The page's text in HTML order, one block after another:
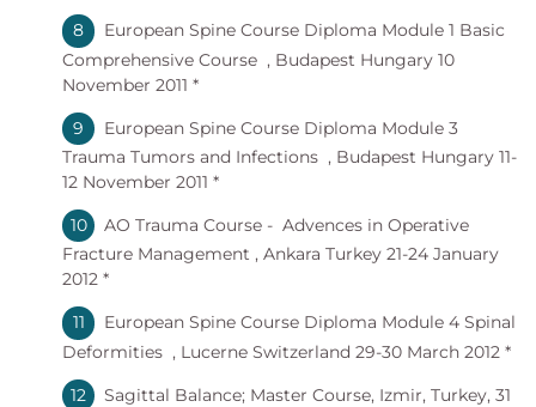
European Spine Course Diploma Module 1 Basic
Comprehensive Course , Budapest Hungary 10
November 2011 *
European Spine Course Diploma Module 3
Trauma Tumors and Infections , Budapest Hungary 11-
12 November 2011 *
AO Trauma Course - Advences in Operative
Fracture Management , Ankara Turkey 21-24 January
2012 *
European Spine Course Diploma Module 4 Spinal
Deformities , Lucerne Switzerland 29-30 March 2012 *
Sagittal Balance; Master Course, Izmir, Turkey, 31